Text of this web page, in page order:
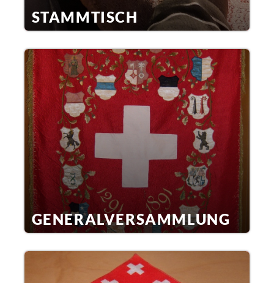
STAMMTISCH
GENERALVERSAMMLUNG